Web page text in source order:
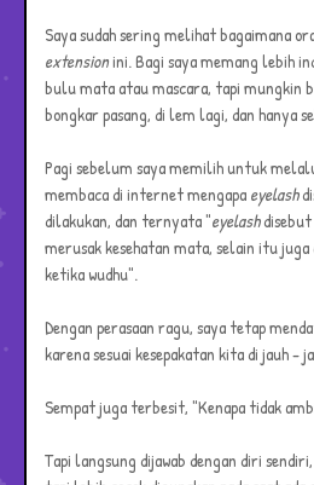
Saya sudah sering melihat bagaimana
extensionini. Bagi saya memang lebih
bulu mata atau mascara, tapi mungkin
bongkar pasang, di lem lagi, dan hanya
Pagi sebelum saya memilih untuk
membaca di internet mengapaeyelash
dilakukan, dan ternyata "eyelashdisebut
merusak kesehatan mata, selain itu
ketika wudhu".
Dengan perasaan ragu, saya tetap
karena sesuai kesepakatan kita di jauh -
Sempat juga terbesit, "Kenapa tidak
Tapi langsung dijawab dengan diri sendiri,